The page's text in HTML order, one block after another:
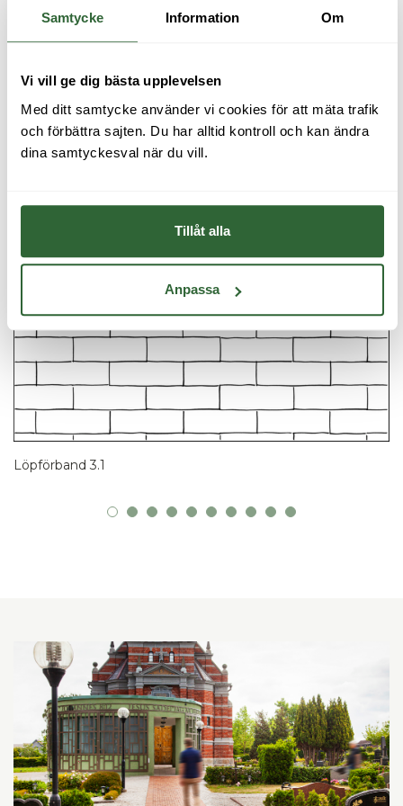
Samtycke Information Om
Vi vill ge dig bästa upplevelsen
Med ditt samtycke använder vi cookies för att mäta trafik
och förbättra sajten. Du har alltid kontroll och kan ändra
dina samtyckesval när du vill.
Tillåt alla
Anpassa
LÄGGNINGSMÖNSTER
Löpförband 3.1